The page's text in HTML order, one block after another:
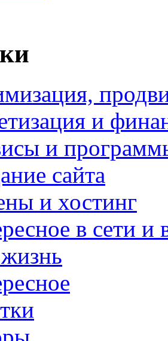
и
и
сайта
и хостинг
в сети и